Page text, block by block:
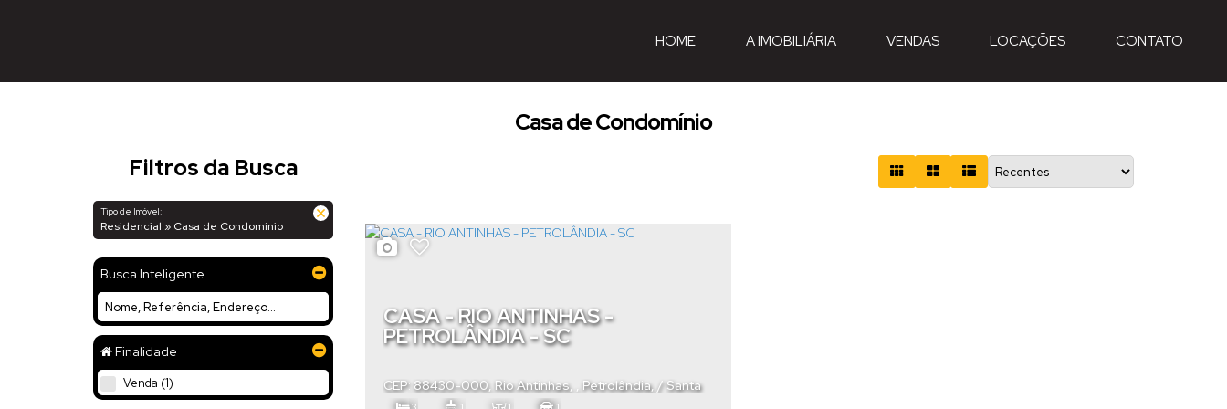
CONTATO
LOCAÇÕES
VENDAS
A IMOBILIÁRIA
HOME
Casa de Condomínio
Filtros da Busca
Tipo de Imóvel:
Residencial » Casa de Condomínio
Busca Inteligente
Finalidade
Venda (1)
CASA - RIO ANTINHAS -
PETROLÂNDIA - SC
CEP: 88430-000, Rio Antinhas Petrolândia, Santa
Catarina,Brasil